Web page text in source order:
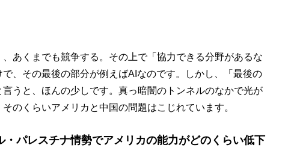
あくまでも競争する。その上で「協力できる分野があるな
、その最後の部分が例えばAIなのです。しかし、「最後の
うと、ほんの少しです。真っ暗闇のトンネルのなかで光が
のくらいアメリカと中国の問題はこじれています。
・パレスチナ情勢でアメリカの能力がどのくらい低下